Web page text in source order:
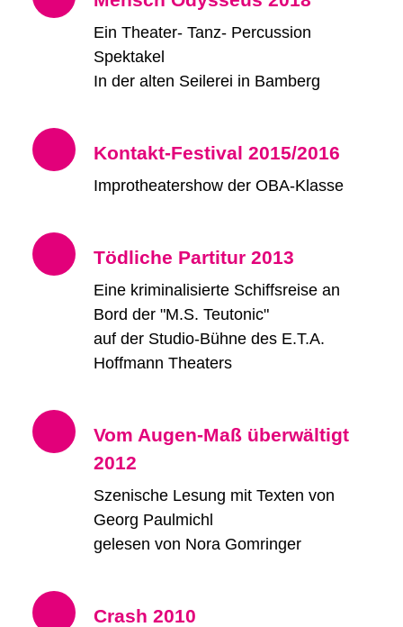
Ein Theater- Tanz- Percussion
Spektakel
In der alten Seilerei in Bamberg
Kontakt-Festival 2015/2016
Improtheatershow der OBA-Klasse
Tödliche Partitur 2013
Eine kriminalisierte Schiffsreise an
Bord der "M.S. Teutonic"
auf der Studio-Bühne des E.T.A.
Hoffmann Theaters
Vom Augen-Maß überwältigt
2012
Szenische Lesung mit Texten von
Georg Paulmichl
gelesen von Nora Gomringer
Crash 2010